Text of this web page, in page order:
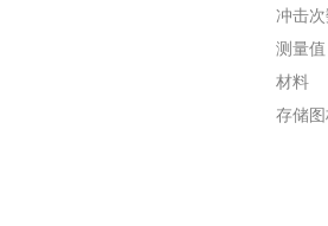
冲击
测量值
材料
存储